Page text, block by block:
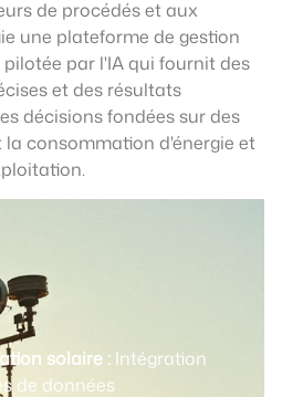
de procédés et aux
une plateforme de gestion
par l'IA qui fournit des
et des résultats
décisions fondées sur des
consommation d'énergie et
solaire : Intégration
de données